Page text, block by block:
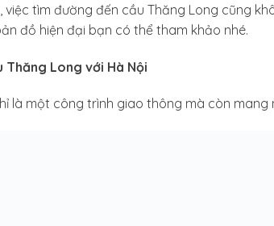
việc tìm đường đến cầu Thăng Long cũng
đồ hiện đại bạn có thể tham khảo nhé.
Long với Hà Nội
là một công trình giao thông mà còn